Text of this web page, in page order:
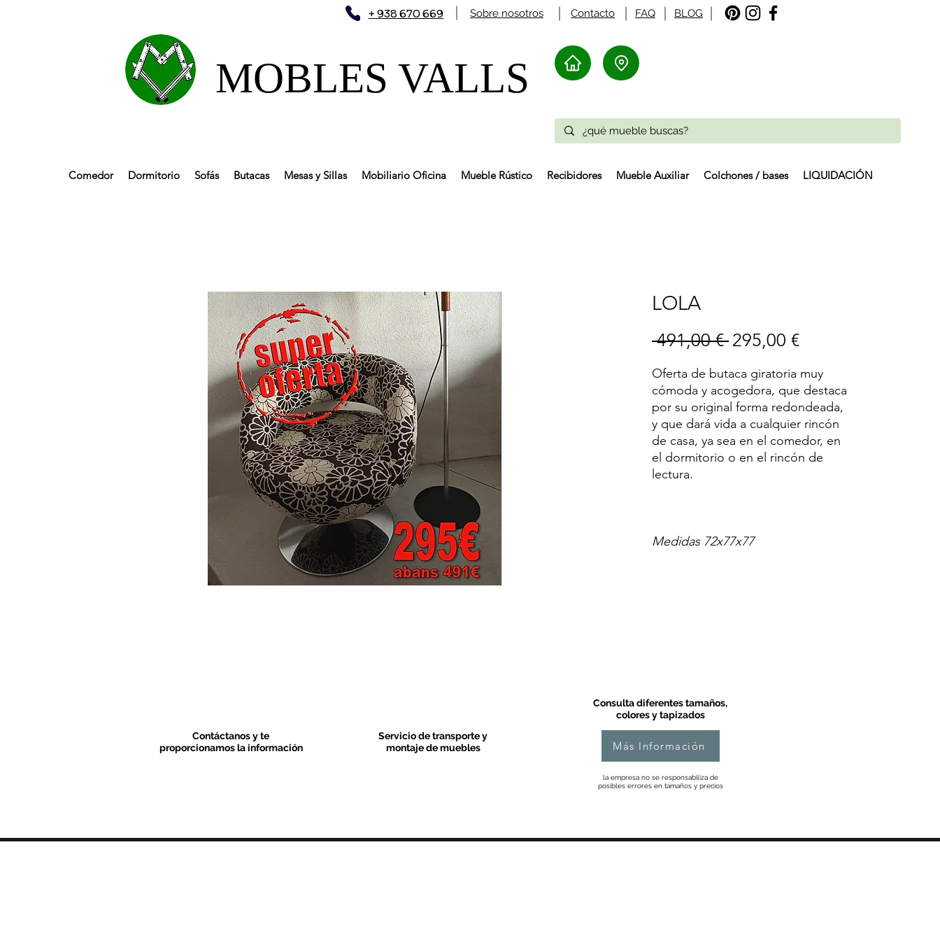
Sobre nosotros FAQ
+ 938 670 669 Contacto BLOG
MOBLES VALLS​
Comedor Dormitorio Sofás Butacas Mesas y Sillas Mobiliario Oficina Mueble Rústico Recibidores Mueble Auxiliar Colchones / bases LIQUIDACIÓN
LOLA
491,00 € Precio
295,00 €Precio
oferta
Oferta de butaca giratoria muy
cómoda y acogedora, que destaca
por su original forma redondeada,
y que dará vida a cualquier rincón
de casa, ya sea en el comedor, en
el dormitorio o en el rincón de
lectura.
Medidas 72x77x77
Consulta diferentes tamaños,
colores y tapizados
Contáctanos y te
proporcionamos la información
Servicio de transporte y
montaje de muebles
Más Información
la empresa no se responsabiliza de
posibles errores en tamaños y precios